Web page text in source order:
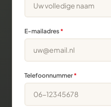
E-mailadres *
Telefoonnummer*